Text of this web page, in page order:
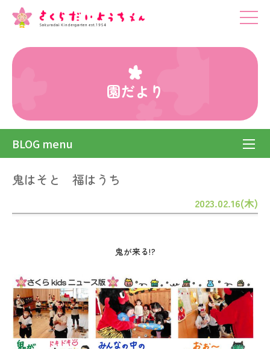
園だより
BLOG menu
鬼はそと 福はうち
2023.02.16(木)
鬼が来る!?